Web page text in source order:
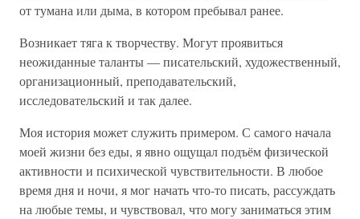
от тумана или дыма, в котором пребывал ранее.
Возникает тяга к творчеству. Могут проявиться
неожиданные таланты — писательский, художественный,
организационный, преподавательский,
исследовательский и так далее.
Моя история может служить примером. С самого начала
моей жизни без еды, я явно ощущал подъём физической
активности и психической чувствительности. В любое
время дня и ночи, я мог начать что-то писать, рассуждать
на любые темы, и чувствовал, что могу заниматься этим